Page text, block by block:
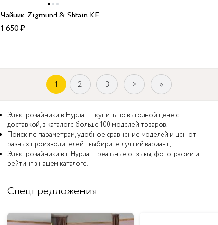
Чайник Zigmund & Shtain KE-910
1 650₽
1 2 3 > »
Электрочайники в Нурлат — купить по выгодной цене с
доставкой, в каталоге больше 100 моделей товаров.
Поиск по параметрам, удобное сравнение моделей и цен от
разных производителей - выбирите лучший вариант;
Электрочайники в г. Нурлат - реальные отзывы, фотографии и
рейтинг в нашем каталоге.
Спецпредложения